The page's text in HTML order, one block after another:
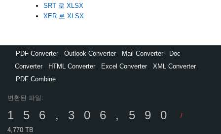
SRT 로 XLSX
XER 로 XLSX
PDF Converter Outlook Converter Mail Converter
Doc
Converter
HTML Converter Excel Converter XML Converter
PDF Combine
변환된 파일:
156,306,590
/
4,770 TB